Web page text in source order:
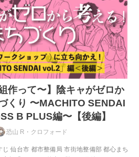
作って〜】陰キャがゼロか
くり 〜MACHITO SENDAI
B PLUS編〜【後編】
恐山 R・クロフォード
仙台市 都市整備局 市街地整備部 都心まち